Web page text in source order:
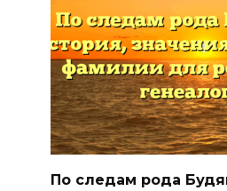
По следам рода